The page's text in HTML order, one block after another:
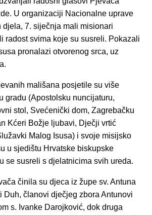
U organizaciji Nacionalne uprave
djela, 7. siječnja mali misionari
radost svima koje su susreli. Pokazali
pronalazi otvorenog srca, uz
mališana posjetile su više
gradu (Apostolsku nuncijaturu,
stol, Svećenički dom, Zagrebačku
Kćeri Božje ljubavi, Dječji vrtić
Malog Isusa) i svoje misijsko
u sjedištu Hrvatske biskupske
se susreli s djelatnicima svih ureda.
činila su djeca iz župe sv. Antuna
Duh, članovi dječjeg zbora Antunovi
s. Ivanke Darojković, dok druga